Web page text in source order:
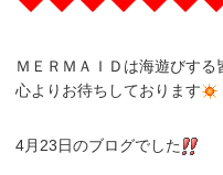
ＭＥＲＭＡＩＤは海遊びす
心よりお待ちしております
4月23日のブログでした